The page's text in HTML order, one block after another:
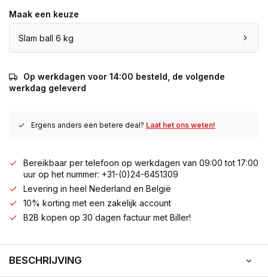
Maak een keuze
Slam ball 6 kg
Op werkdagen voor 14:00 besteld, de volgende
werkdag geleverd
Ergens anders een betere deal? Laat het ons weten!
Bereikbaar per telefoon op werkdagen van 09:00 tot 17:00
uur op het nummer: +31-(0)24-6451309
Levering in heel Nederland en België
10% korting met een zakelijk account
B2B kopen op 30 dagen factuur met Biller!
BESCHRIJVING